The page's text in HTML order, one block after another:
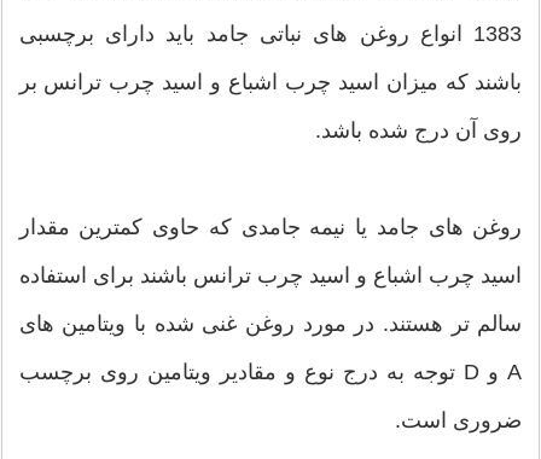
1383 انواع روغن های نباتی جامد باید دارای برچسبی
باشند که میزان اسید چرب اشباع و اسید چرب ترانس بر
روی آن درج شده باشد.
روغن های جامد یا نیمه جامدی که حاوی کمترین مقدار
اسید چرب اشباع و اسید چرب ترانس باشند برای استفاده
سالم تر هستند. در مورد روغن غنی شده با ویتامین های
A و D توجه به درج نوع و مقادیر ویتامین روی برچسب
ضروری است.